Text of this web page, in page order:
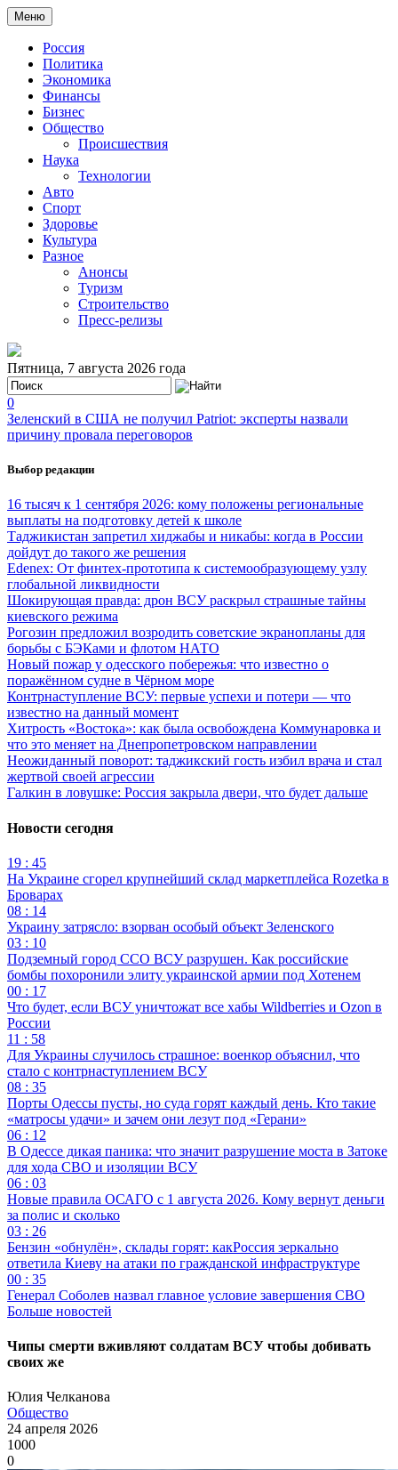
Меню
Россия
Политика
Экономика
Финансы
Бизнес
Общество
Происшествия
Наука
Технологии
Авто
Спорт
Здоровье
Культура
Разное
Анонсы
Туризм
Строительство
Пресс-релизы
Пятница, 7 августа 2026 года
0
Зеленский в США не получил Patriot: эксперты назвали
причину провала переговоров
Выбор редакции
16 тысяч к 1 сентября 2026: кому положены региональные
выплаты на подготовку детей к школе
Таджикистан запретил хиджабы и никабы: когда в России
дойдут до такого же решения
Edenex: От финтех-прототипа к системообразующему узлу
глобальной ликвидности
Шокирующая правда: дрон ВСУ раскрыл страшные тайны
киевского режима
Рогозин предложил возродить советские экранопланы для
борьбы с БЭКами и флотом НАТО
Новый пожар у одесского побережья: что известно о
поражённом судне в Чёрном море
Контрнаступление ВСУ: первые успехи и потери — что
известно на данный момент
Хитрость «Востока»: как была освобождена Коммунаровка и
что это меняет на Днепропетровском направлении
Неожиданный поворот: таджикский гость избил врача и стал
жертвой своей агрессии
Галкин в ловушке: Россия закрыла двери, что будет дальше
Новости сегодня
19 : 45
На Украине сгорел крупнейший склад маркетплейса Rozetka в
Броварах
08 : 14
Украину затрясло: взорван особый объект Зеленского
03 : 10
Подземный город ССО ВСУ разрушен. Как российские
бомбы похоронили элиту украинской армии под Хотенем
00 : 17
Что будет, если ВСУ уничтожат все хабы Wildberries и Ozon в
России
11 : 58
Для Украины случилось страшное: военкор объяснил, что
стало с контрнаступлением ВСУ
08 : 35
Порты Одессы пусты, но суда горят каждый день. Кто такие
«матросы удачи» и зачем они лезут под «Герани»
06 : 12
В Одессе дикая паника: что значит разрушение моста в Затоке
для хода СВО и изоляции ВСУ
06 : 03
Новые правила ОСАГО с 1 августа 2026. Кому вернут деньги
за полис и сколько
03 : 26
Бензин «обнулён», склады горят: какРоссия зеркально
ответила Киеву на атаки по гражданской инфраструктуре
00 : 35
Генерал Соболев назвал главное условие завершения СВО
Больше новостей
Чипы смерти вживляют солдатам ВСУ чтобы добивать
своих же
Юлия Челканова
Общество
24 апреля 2026
1000
0